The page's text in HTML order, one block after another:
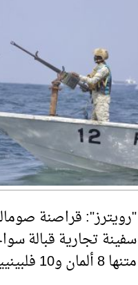
"رويترز": قراصنة
سفينة تجارية قبالة
متنها 8 ألمان و10 فلبينيين